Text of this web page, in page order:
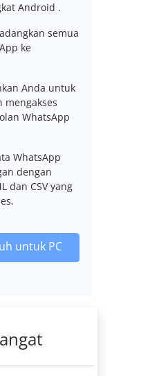
Android .
semua
ke
Anda untuk
mengakses
WhatsApp
WhatsApp
dengan
dan CSV yang
untuk PC